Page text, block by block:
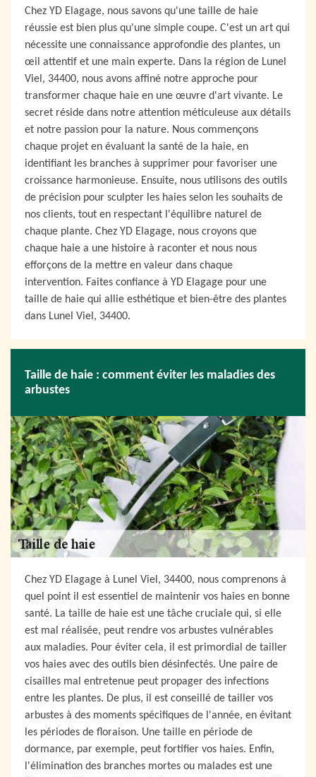
Chez YD Elagage, nous savons qu'une taille de haie
réussie est bien plus qu'une simple coupe. C'est un art qui
nécessite une connaissance approfondie des plantes, un
œil attentif et une main experte. Dans la région de Lunel
Viel, 34400, nous avons affiné notre approche pour
transformer chaque haie en une œuvre d'art vivante. Le
secret réside dans notre attention méticuleuse aux détails
et notre passion pour la nature. Nous commençons
chaque projet en évaluant la santé de la haie, en
identifiant les branches à supprimer pour favoriser une
croissance harmonieuse. Ensuite, nous utilisons des outils
de précision pour sculpter les haies selon les souhaits de
nos clients, tout en respectant l'équilibre naturel de
chaque plante. Chez YD Elagage, nous croyons que
chaque haie a une histoire à raconter et nous nous
efforçons de la mettre en valeur dans chaque
intervention. Faites confiance à YD Elagage pour une
taille de haie qui allie esthétique et bien-être des plantes
dans Lunel Viel, 34400.
Taille de haie : comment éviter les maladies des
arbustes
Chez YD Elagage à Lunel Viel, 34400, nous comprenons à
quel point il est essentiel de maintenir vos haies en bonne
santé. La taille de haie est une tâche cruciale qui, si elle
est mal réalisée, peut rendre vos arbustes vulnérables
aux maladies. Pour éviter cela, il est primordial de tailler
vos haies avec des outils bien désinfectés. Une paire de
cisailles mal entretenue peut propager des infections
entre les plantes. De plus, il est conseillé de tailler vos
arbustes à des moments spécifiques de l'année, en évitant
les périodes de floraison. Une taille en période de
dormance, par exemple, peut fortifier vos haies. Enfin,
l'élimination des branches mortes ou malades est une